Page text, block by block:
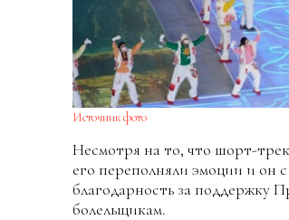
Источник фото
Несмотря на то, что шорт-
его переполняли эмоции и он
благодарность за поддержку
болельщикам.